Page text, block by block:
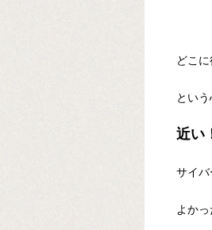
どこ
という
近い
サイバ
よかっ